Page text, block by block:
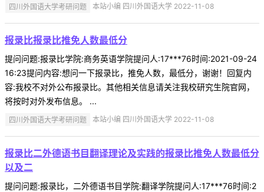
四川外国语大学考研问题 本站小编 四川外国语大学 2022-11-08
报录比报录比推免人数最低分
提问问题:报录比学院:商务英语学院提问人:17***76时间:2021-09-24
16:23提问内容:想问一下报录比，推免人数，最低分，谢谢！回复内
容:我校不对外公布报录比。其他相关信息请关注我校研究生院官网，
将按时对外发布信息。 ...
四川外国语大学考研问题 本站小编 四川外国语大学 2022-11-08
报录比二外德语书目翻译理论及实践的报录比推免人数最低分
以及二
提问问题:报录比，二外德语书目学院:翻译学院提问人:17***76时间:2